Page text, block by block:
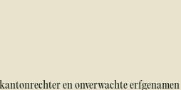
en onverwachte erfgenamen